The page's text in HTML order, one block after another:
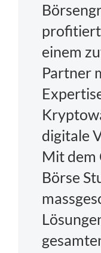
einem
Partner
digitale
Mit dem
Börse